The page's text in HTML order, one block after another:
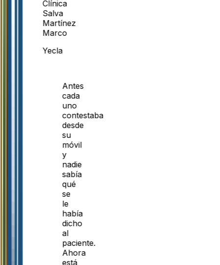
Clínica
Salva
Martínez
Marco
Yecla
Antes
cada
uno
contestaba
desde
su
móvil
y
nadie
sabía
qué
se
le
había
dicho
al
paciente.
Ahora
está